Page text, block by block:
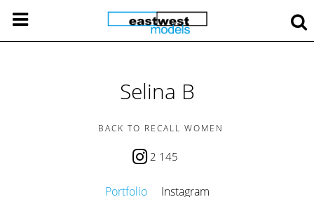
Selina B
BACK TO RECALL WOMEN
2 145
Portfolio Instagram